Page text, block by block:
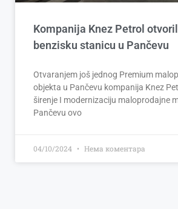
Kompanija Knez Petrol
benzisku stanicu u Pančevu
Otvaranjem još jednog Premium
objekta u Pančevu kompanija Knez
širenje I modernizaciju maloprodajne
Pančevu ovo
04/10/2024 Нема коментара